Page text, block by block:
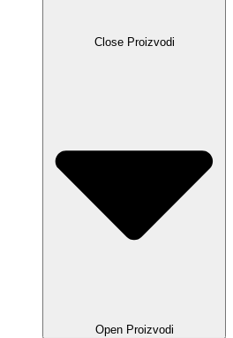
Close Proizvodi
Open Proizvodi